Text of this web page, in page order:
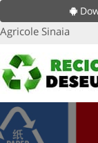
Agricole Sinaia